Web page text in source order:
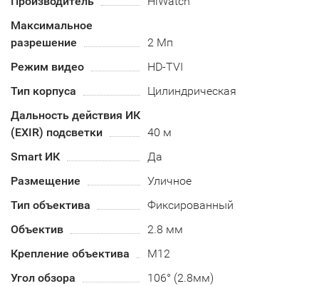
Максимальное
разрешение
2 Мп
Режим видео
HD-TVI
Тип корпуса
Цилиндрическая
Дальность действия ИК
(EXIR) подсветки
40 м
Smart ИК
Да
Размещение
Уличное
Тип объектива
Фиксированный
Объектив
2.8 мм
Крепление объектива
М12
Угол обзора
106° (2.8мм)